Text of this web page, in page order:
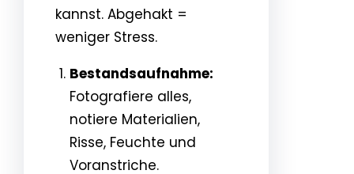
kannst. Abgehakt =
weniger Stress.
Bestandsaufnahme:
Fotografiere alles,
notiere Materialien,
Risse, Feuchte und
Voranstriche.